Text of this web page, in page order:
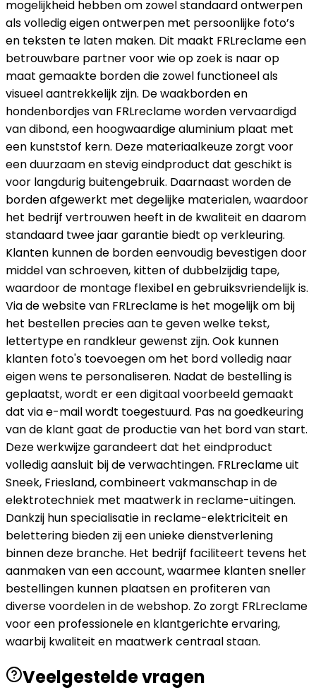
mogelijkheid hebben om zowel standaard ontwerpen
als volledig eigen ontwerpen met persoonlijke foto’s
en teksten te laten maken. Dit maakt FRLreclame een
betrouwbare partner voor wie op zoek is naar op
maat gemaakte borden die zowel functioneel als
visueel aantrekkelijk zijn. De waakborden en
hondenbordjes van FRLreclame worden vervaardigd
van dibond, een hoogwaardige aluminium plaat met
een kunststof kern. Deze materiaalkeuze zorgt voor
een duurzaam en stevig eindproduct dat geschikt is
voor langdurig buitengebruik. Daarnaast worden de
borden afgewerkt met degelijke materialen, waardoor
het bedrijf vertrouwen heeft in de kwaliteit en daarom
standaard twee jaar garantie biedt op verkleuring.
Klanten kunnen de borden eenvoudig bevestigen door
middel van schroeven, kitten of dubbelzijdig tape,
waardoor de montage flexibel en gebruiksvriendelijk is.
Via de website van FRLreclame is het mogelijk om bij
het bestellen precies aan te geven welke tekst,
lettertype en randkleur gewenst zijn. Ook kunnen
klanten foto's toevoegen om het bord volledig naar
eigen wens te personaliseren. Nadat de bestelling is
geplaatst, wordt er een digitaal voorbeeld gemaakt
dat via e-mail wordt toegestuurd. Pas na goedkeuring
van de klant gaat de productie van het bord van start.
Deze werkwijze garandeert dat het eindproduct
volledig aansluit bij de verwachtingen. FRLreclame uit
Sneek, Friesland, combineert vakmanschap in de
elektrotechniek met maatwerk in reclame-uitingen.
Dankzij hun specialisatie in reclame-elektriciteit en
belettering bieden zij een unieke dienstverlening
binnen deze branche. Het bedrijf faciliteert tevens het
aanmaken van een account, waarmee klanten sneller
bestellingen kunnen plaatsen en profiteren van
diverse voordelen in de webshop. Zo zorgt FRLreclame
voor een professionele en klantgerichte ervaring,
waarbij kwaliteit en maatwerk centraal staan.
Veelgestelde vragen